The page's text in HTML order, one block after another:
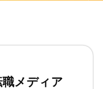
職メディア